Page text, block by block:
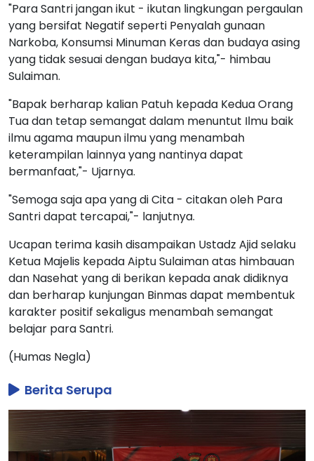
"Para Santri jangan ikut - ikutan lingkungan pergaulan
yang bersifat Negatif seperti Penyalah gunaan
Narkoba, Konsumsi Minuman Keras dan budaya asing
yang tidak sesuai dengan budaya kita,"- himbau
Sulaiman.
"Bapak berharap kalian Patuh kepada Kedua Orang
Tua dan tetap semangat dalam menuntut Ilmu baik
ilmu agama maupun ilmu yang menambah
keterampilan lainnya yang nantinya dapat
bermanfaat,"- Ujarnya.
"Semoga saja apa yang di Cita - citakan oleh Para
Santri dapat tercapai,"- lanjutnya.
Ucapan terima kasih disampaikan Ustadz Ajid selaku
Ketua Majelis kepada Aiptu Sulaiman atas himbauan
dan Nasehat yang di berikan kepada anak didiknya
dan berharap kunjungan Binmas dapat membentuk
karakter positif sekaligus menambah semangat
belajar para Santri.
(Humas Negla)
Berita Serupa